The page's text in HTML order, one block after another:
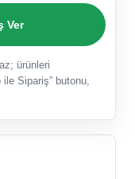
Ver
ürünleri
ile Sipariş” butonu,